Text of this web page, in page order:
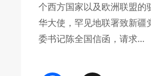
个西方国家以及欧洲联盟的
华大使，罕见地联署致新疆
委书记陈全国信函，请求…